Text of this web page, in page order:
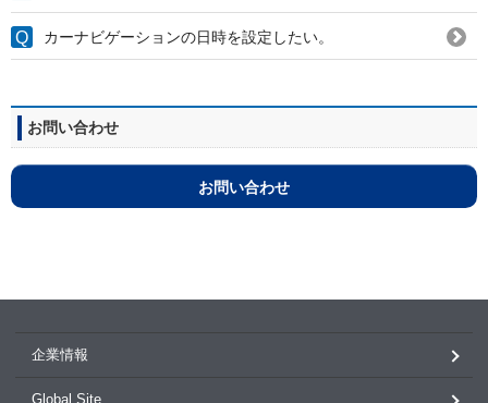
カーナビゲーションの日時を設定したい。
お問い合わせ
お問い合わせ
企業情報
Global Site